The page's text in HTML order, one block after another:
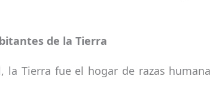
de la Tierra
Tierra fue el hogar de razas